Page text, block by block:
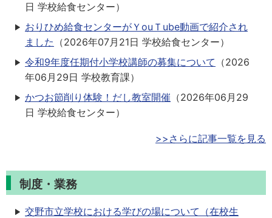
日 学校給食センター）
おりひめ給食センターがＹouＴube動画で紹介され
ました （2026年07月21日 学校給食センター）
令和9年度任期付小学校講師の募集について （2026
年06月29日 学校教育課）
かつお節削り体験！だし教室開催 （2026年06月29
日 学校給食センター）
>>さらに記事一覧を見る
制度・業務
交野市立学校における学びの場について（在校生